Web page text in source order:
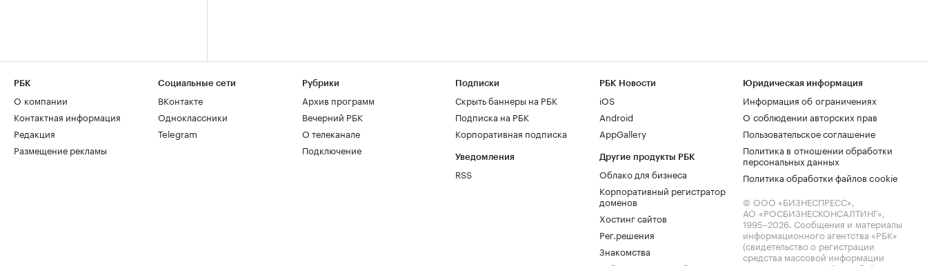
РБК
О компании
Контактная информация
Редакция
Размещение рекламы
Социальные сети
ВКонтакте
Одноклассники
Telegram
Рубрики
Архив программ
Вечерний РБК
О телеканале
Подключение
Подписки
Скрыть баннеры на РБК
Подписка на РБК
Корпоративная подписка
Уведомления
RSS
РБК Новости
iOS
Android
AppGallery
Другие продукты РБК
Облако для бизнеса
Корпоративный регистратор
доменов
Хостинг сайтов
Рег.решения
Знакомства
Юридическая информация
Информация об ограничениях
О соблюдении авторских прав
Пользовательское соглашение
Политика в отношении обработки
персональных данных
Политика обработки файлов cookie
© ООО «БИЗНЕСПРЕСС»,
АО «РОСБИЗНЕСКОНСАЛТИНГ»,
1995–2026. Сообщения и материалы
информационного агентства «РБК»
(свидетельство о регистрации
средства массовой информации